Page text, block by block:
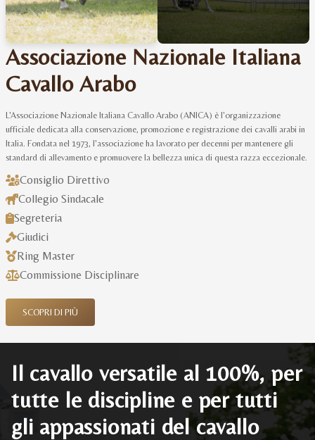
Associazione Nazionale Italiana
Cavallo Arabo
L'Associazione Nazionale Italiana Cavallo Arabo (ANICA) è l'organizzazione
ufficiale dedicata alla conservazione, promozione e registrazione dei cavalli arabi in
Italia. Fondata nel 1973, l'associazione ha lavorato per decenni per mantenere gli
standard di allevamento e promuovere la bellezza unica di questa razza eccezionale.
Consiglio Direttivo
Collegio Sindacale
Segreteria
Giudici
Ring Master
Commissione Disciplinare
SCOPRI DI PIÙ
Il cavallo versatile al 100%, per
tutte le discipline e per tutti
gli appassionati del cavallo